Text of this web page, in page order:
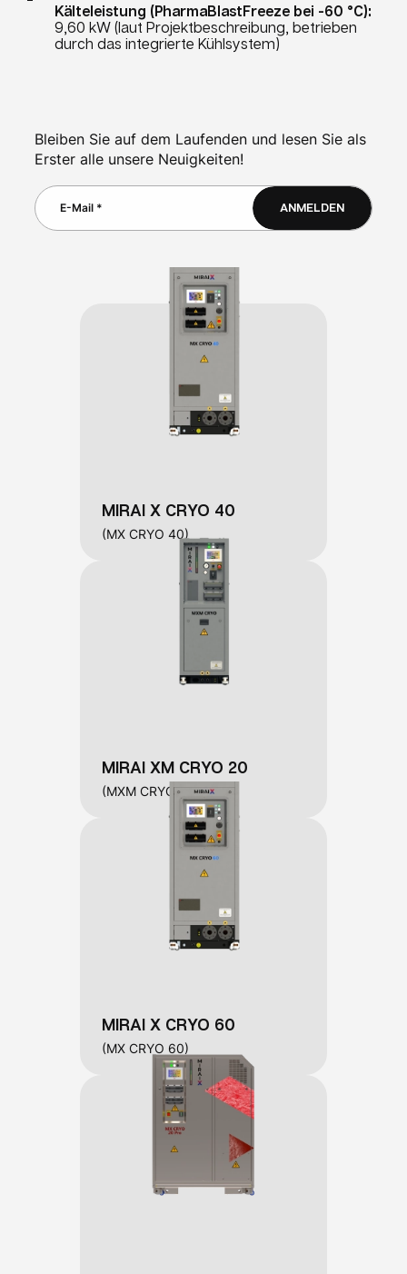
Kälteleistung (PharmaBlastFreeze bei -60 °C):
9,60 kW (laut Projektbeschreibung, betrieben
durch das integrierte Kühlsystem)
Bleiben Sie auf dem Laufenden und lesen Sie als
Erster alle unsere Neuigkeiten!
ANMELDEN
MIRAI X CRYO 40
(MX CRYO 40)
MIRAI XM CRYO 20
(MXM CRYO 20)
MIRAI X CRYO 60
(MX CRYO 60)